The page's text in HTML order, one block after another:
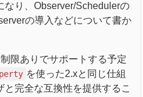
なり、Observer/Schedulerの
の導入などについて書か
限ありでサポートする予定
を使った2.xと同じ仕組
完全な互換性を提供するこ